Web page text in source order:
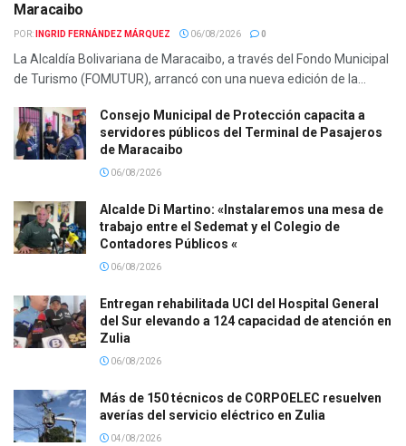
Maracaibo
POR: INGRID FERNÁNDEZ MÁRQUEZ 06/08/2026 0
La Alcaldía Bolivariana de Maracaibo, a través del Fondo Municipal
de Turismo (FOMUTUR), arrancó con una nueva edición de la...
Consejo Municipal de Protección capacita a
servidores públicos del Terminal de Pasajeros
de Maracaibo
06/08/2026
Alcalde Di Martino: «Instalaremos una mesa de
trabajo entre el Sedemat y el Colegio de
Contadores Públicos «
06/08/2026
Entregan rehabilitada UCI del Hospital General
del Sur elevando a 124 capacidad de atención en
Zulia
06/08/2026
Más de 150 técnicos de CORPOELEC resuelven
averías del servicio eléctrico en Zulia
04/08/2026